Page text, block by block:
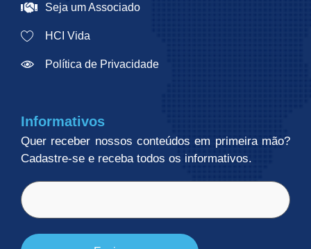
Seja um Associado
HCI Vida
Política de Privacidade
Informativos
Quer receber nossos conteúdos em primeira mão?
Cadastre-se e receba todos os informativos.
E-
mail
(obrigatório)